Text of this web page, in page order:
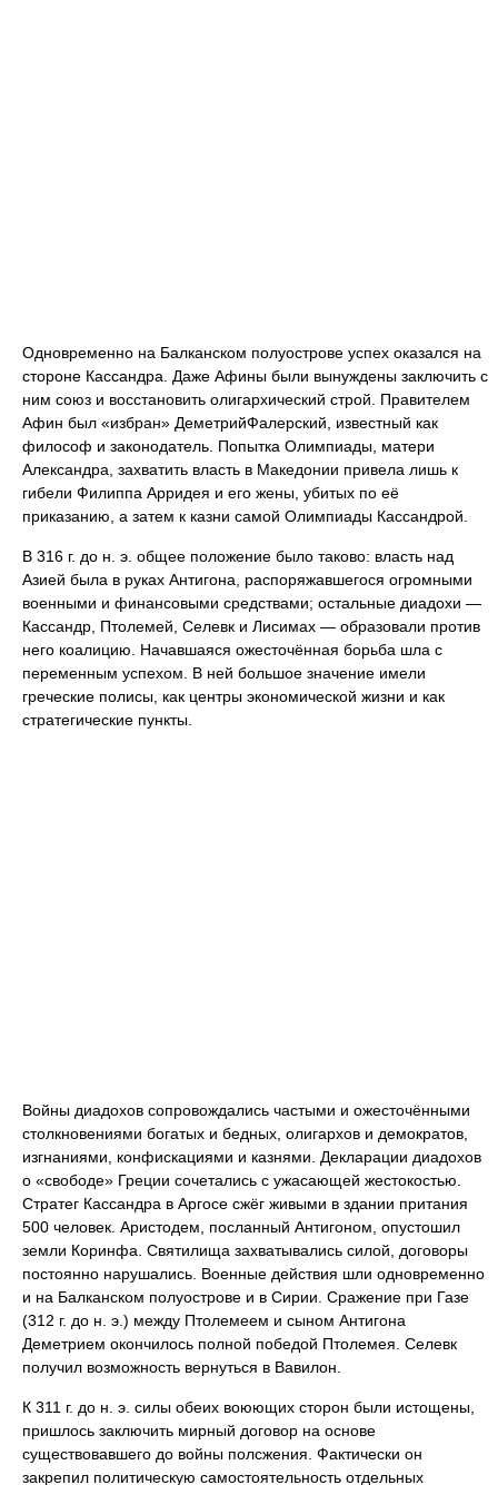
Одновременно на Балканском полуострове успех оказался на
стороне Кассандра. Даже Афины были вынуждены заключить с
ним союз и восстановить олигархический строй. Правителем
Афин был «избран» ДеметрийФалерский, известный как
философ и законодатель. Попытка Олимпиады, матери
Александра, захватить власть в Македонии привела лишь к
гибели Филиппа Арридея и его жены, убитых по её
приказанию, а затем к казни самой Олимпиады Кассандрой.
В 316 г. до н. э. общее положение было таково: власть над
Азией была в руках Антигона, распоряжавшегося огромными
военными и финансовыми средствами; остальные диадохи —
Кассандр, Птолемей, Селевк и Лисимах — образовали против
него коалицию. Начавшаяся ожесточённая борьба шла с
переменным успехом. В ней большое значение имели
греческие полисы, как центры экономической жизни и как
стратегические пункты.
Войны диадохов сопровождались частыми и ожесточёнными
столкновениями богатых и бедных, олигархов и демократов,
изгнаниями, конфискациями и казнями. Декларации диадохов
о «свободе» Греции сочетались с ужасающей жестокостью.
Стратег Кассандра в Аргосе сжёг живыми в здании притания
500 человек. Аристодем, посланный Антигоном, опустошил
земли Коринфа. Святилища захватывались силой, договоры
постоянно нарушались. Военные действия шли одновременно
и на Балканском полуострове и в Сирии. Сражение при Газе
(312 г. до н. э.) между Птолемеем и сыном Антигона
Деметрием окончилось полной победой Птолемея. Селевк
получил возможность вернуться в Вавилон.
К 311 г. до н. э. силы обеих воюющих сторон были истощены,
пришлось заключить мирный договор на основе
существовавшего до войны полсжения. Фактически он
закрепил политическую самостоятельность отдельных